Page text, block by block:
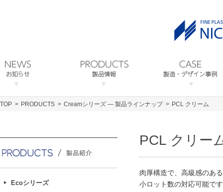
TOP PRODUCTS Creamシリーズ ― 製品ラインナップ PCL クリーム
PCL クリー
肉厚構造で、高級感のあ
小ロット数の対応可能で
Ecoシリーズ